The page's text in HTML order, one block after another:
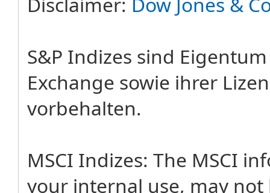
S&P Indizes sind
Exchange sowie ihrer
vorbehalten.
MSCI Indizes: The MSCI
your internal use, may